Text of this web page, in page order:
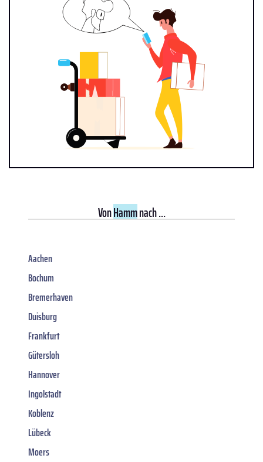
VonHammnach ...
Aachen
Bochum
Bremerhaven
Duisburg
Frankfurt
Gütersloh
Hannover
Ingolstadt
Koblenz
Lübeck
Moers